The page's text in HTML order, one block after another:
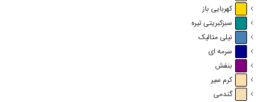
کهربایی باز
سبزکبریتی تیره
نیلی متالیک
سرمه ای
بنفش
کرم سیر
گندمی